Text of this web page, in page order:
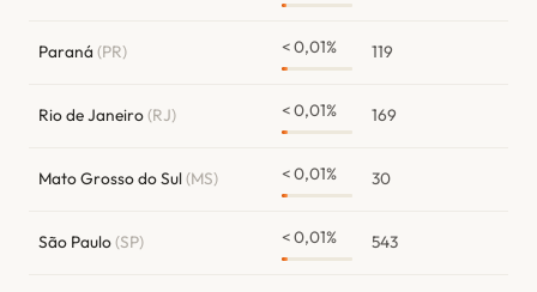
Paraná (PR) < 0,01% 119
Rio de Janeiro(RJ) < 0,01% 169
Mato Grosso do Sul(MS) < 0,01% 30
São Paulo(SP) < 0,01% 543